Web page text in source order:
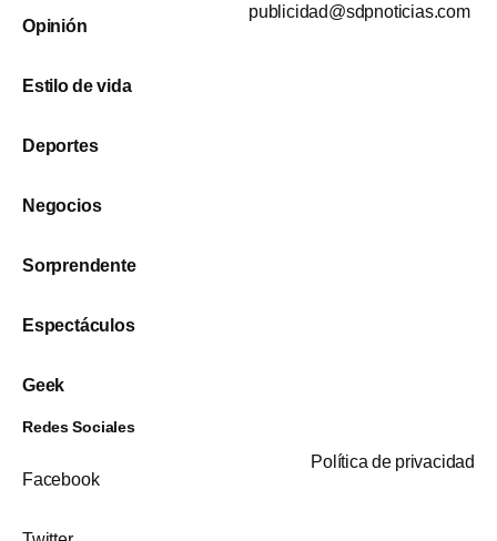
Opinión
Estilo de vida
Deportes
Negocios
Sorprendente
Espectáculos
Geek
publicidad@sdpnoticias.com
Redes Sociales
Facebook
Política de privacidad